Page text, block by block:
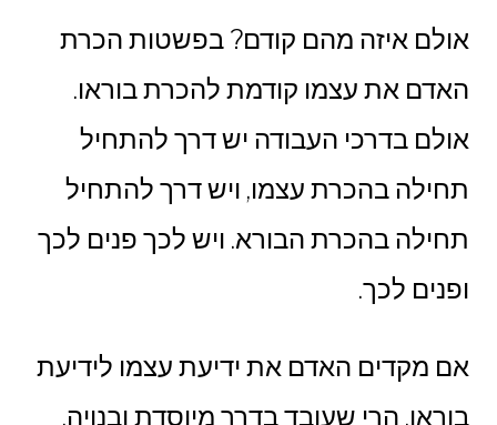
אולם איזה מהם קודם? בפשטות הכרת
האדם את עצמו קודמת להכרת בוראו.
אולם בדרכי העבודה יש דרך להתחיל
תחילה בהכרת עצמו, ויש דרך להתחיל
תחילה בהכרת הבורא. ויש לכך פנים לכך
ופנים לכך.
אם מקדים האדם את ידיעת עצמו לידיעת
בוראו, הרי שעובד בדרך מיוסדת ובנויה,